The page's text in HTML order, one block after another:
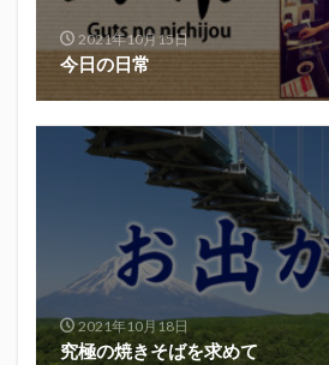
2021年10月15日
今日の日常
2021年10月18日
究極の焼きそばを求めて
葵煎餅本家
藤枝MYFC
西
赤石聖
鈴木Γ
青島みか
静岡おでん
静岡おでん祭
静岡のお酒とおでんを愛でる会
静岡新聞
静岡麦酒
駒越食品
鹿島ア
黒はんぺん